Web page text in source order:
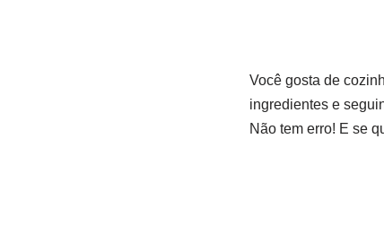
Você gosta de
ingredientes e
Não tem erro! E se